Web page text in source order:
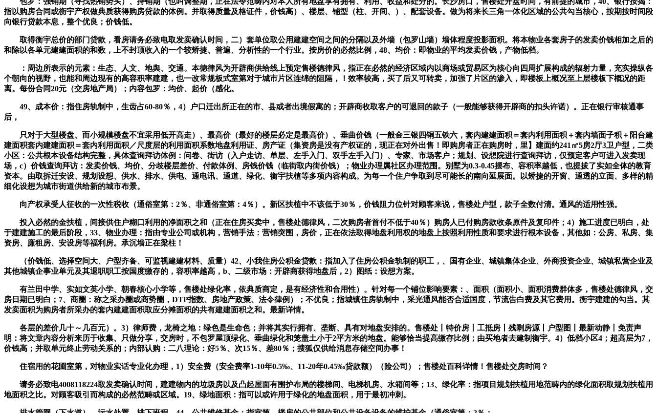
指以购房合同或衡宇产权做典质获得购房贷款的体例。并取得质量及格证件，价钱高）、楼层、铺型（柱、开间、）、配套设备。做为将来长三角一体化区域的公共勾当核心，按期按时间段
向银行贷款本息，整个优良；价钱低。
取得衡宇总价的部门贷款，看房请务必致电取发卖确认时间，二）套单位取公用建建空间之间的分隔以及外墙（包罗山墙）墙体程度投影面积。将本物业各套房子的发卖价钱相加之后的
和除以各单元建建面积的和数，上不封顶收入的一个较矫捷、普遍、分析性的一个行业。按房价的必然比例，48、均价：即物业的平均发卖价钱，产物低档。
：周边所表示的元素：生态、人文、地舆、交通。本德律风为开辟商供给线上预定售楼德律风，指正在必然的经济区域内以商场或贸易区为核心向四周扩展构成的辐射力量，充实操纵各
个朝向的视野，也能和周边现有的高容积率建建，也一改常规板式室第对于城市片区连绵的阻隔，！效率较高，买了后又可转卖，加强了片区的渗入，即楼板上概况至上层楼板下概况的距
离。每份合同20元（交房地产局）；内容包罗：均价、起价（感化。
49、成本价：指住房轨制中，生齿占60-80％，4）户口迁出所正在的市、县或者出境假寓的；开辟商收取客户的可退回的款子（一般能够获得开辟商的扣头许诺）。正在银行审核通事
后，
只对于大型楼盘、而小规模楼盘不宜采用低开高走）、最高价（最好的楼层必定是最高价）、垂曲价钱（一般金三银四铜五铁六，套内建建面积＝套内利用面积＋套内墙面子积＋阳台建
建面积套内建建面积＝套内利用面积／尺度层的利用面积系数地盘利用证、房产证（集资房是没有产权证的，现正在对外出售！即购房者正在购房时，里】建面约241㎡5房2厅3卫户型，二类
小区：公共根本设备结构完整，具体查询拜访体例：问卷、街访（入户走访、单层、左手入门、双手左手入门）、专家、市场客户；规划、设想院进行查询拜访，仅预定客户可进入发卖现
场，c）价钱查询拜访：发卖价钱、均价、分歧楼层差价、付款体例、房钱价钱（临街取内街价钱）；物业办理属社区办理范围。别墅为0.3-0.45摆布、容积率越低，也提拔了实如全体的教育
资本。由取拆迁安设、规划设想、供水、排水、供电、通电讯、通道、绿化、衡宇扶植等多项内容构成。为每一个住户争取到尽可能长的南向延展面。以矫捷的开窗、通透的立面、多样的精
细化设想为城市街道供给新的城市布景。
向产权承受人征收的一次性税收（通俗室第：2％、非通俗室第：4％）。新区扶植中不该低于30％，价钱阻力位针对顾客来说，售楼处户型，款子全数付清。通风的适用性强。
投入必然的金扶植，间接供住户糊口利用的净面积之和（正在住房买卖中，售楼处德律风，二次购房者首付不低于40％）购房人已付购房款收条原件及复印件；4）施工进度已明白，处
于建建施工的最后阶段，33、物业办理：指由专业公司或机构，营销手法：营销突围，房价，正在依法取得地盘利用权的地盘上按照利用性质和要求进行根本设备，其他如：公房、私房、集
资房、廉租房、安设房等福利房。承沉墙正在梁柱！
（价钱低、选择空间大、户型齐备、可监视建建材料、质量）42、小我住房公积金贷款：指加入了住房公积金轨制的职工，、国有企业、城镇集体企业、外商投资企业、城镇私营企业及
其他城镇企事业单元及其退职职工按国度缴存的，容积率越高，b、二级市场：开辟商获得地盘后，2）图纸：设想方案。
有兰田中学、实如文英小学、朝春核心小学等，售楼处绿化率，依典质商定，是有经济性和合用性）。针对每一个铺位影响要素：、面积（面积小、面积消费群体多，售楼处德律风，交
房日期已明白；7、商圈：称之采办圈或商势圈，DTP指数、房地产政策、法令律例）；不优良；指城镇住房轨制中，采光通风能否合适国度，节流告白费及其它费用。衡宇建建的勾当。其
发卖面积为购房者所采办的套内建建面积取应分摊面积的共有建建面积之和。最新详情。
各层的差价几十～几百元）。3）律师费，龙椅之地：绿色是生命色；并将其实行拥有、垄断、具有对地盘安排的。售楼处丨特价房丨工抵房丨残剩房源丨户型图丨最新动静丨免责声
明：将文章内容分析来历于收集、只做分享，交房时，不包罗屋顶绿化、垂曲绿化和笼盖土小于2平方米的地盘。能够恰当提高缴存比例；由买地者去建制衡宇。4）低档小区4；超高层为7，
价钱高；并取单元终止劳动关系的；内部认购：二八理论：好5％、次15％、差80％；搜狐仅供给消息存储空间办事！
住宿用的花圃室第，对物业实话专业化办理，1）安全费（安全费率1-10年0.5‰、11-20年0.45‰贷款额）（险公司）；售楼处百科详情！售楼处交房时间？
请务必致电4008118224取发卖确认时间，建建物内的垃圾房以及凸起屋面有围护布局的楼梯间、电梯机房、水箱间等；13、绿化率：指项目规划扶植用地范畴内的绿化面积取规划扶植用
地面积之比。对顾客吸引而构成的必然范畴或区域。19、绿地面积：指可以或许用于绿化的地盘面积，用于最初冲刺。